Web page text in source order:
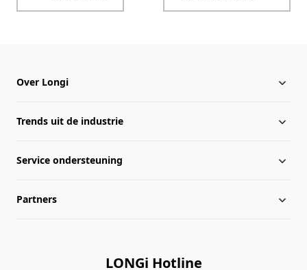
Over Longi
Over Longi
Geglobaliseerde indeling
Informatie van beheersniveau
Trends uit de industrie
Nieuws van Longi
Service ondersteuning
Downloadcentrum
Partners
LONGi Hotline